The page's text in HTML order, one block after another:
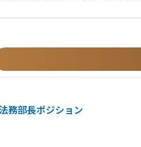
成、実施、内部監査報告書の作成、結果
び指導
対応のご経験
験
務部長ポジション